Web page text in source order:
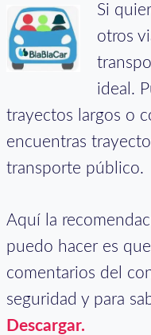
Si
otros
ideal.
trayectos largos o
encuentras
transporte público.
Aquí la
puedo hacer es
comentarios del
seguridad y para
Descargar.